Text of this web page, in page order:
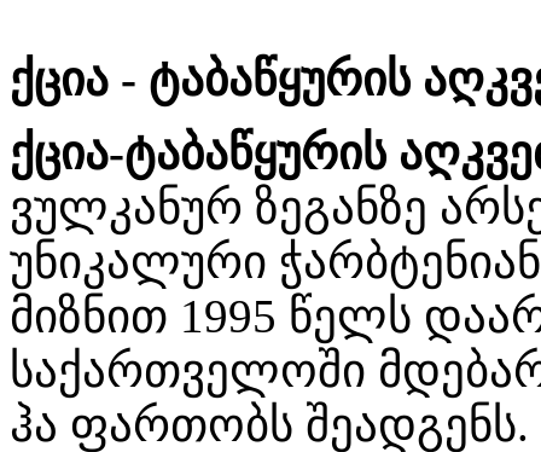
ქცია - ტაბაწყურის
ქცია-ტაბაწყურის
ვულკანურ ზეგანზე
უნიკალური
მიზნით 1995 წელს
საქართველოში
ჰა ფართობს შეადგენს.